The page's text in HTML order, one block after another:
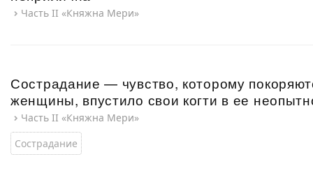
Часть II «Княжна Мери»
Сострадание — чувство, которому
женщины, впустило свои когти в ее
Часть II «Княжна Мери»
Сострадание